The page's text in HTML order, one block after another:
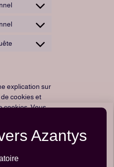
explication sur
cookies et
cookies. Vous
fonctionner
Azantys